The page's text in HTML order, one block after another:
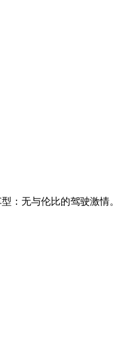
：无与伦比的驾驶激情。